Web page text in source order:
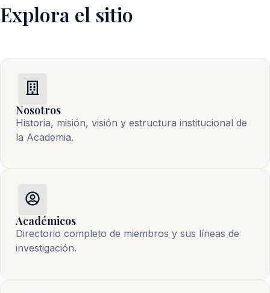
Explora el sitio
Nosotros
Historia, misión, visión y estructura institucional de
la Academia.
Académicos
Directorio completo de miembros y sus líneas de
investigación.